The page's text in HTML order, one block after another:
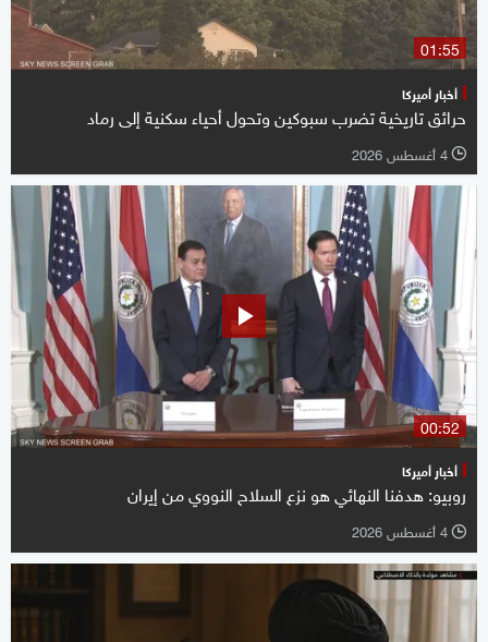
01:55
أخبار أميركا
حرائق تاريخية تضرب سبوكين وتحول أحياء سكنية إلى رماد
l 4 أغسطس 2026
00:52
أخبار أميركا
روبيو: هدفنا النهائي هو نزع السلاح النووي من إيران
l 4 أغسطس 2026